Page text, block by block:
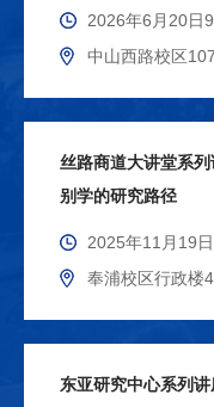
来金融发展的趋势
融研究的深入对话
具有理论深度与实
得到了《China
《Economic
Finance & Trade》
Economics &
2026年6月20日
中山西路校区
丝路商道大讲堂系
别学的研究路径
2025年11月19
奉浦校区行政楼
东亚研究中心系列